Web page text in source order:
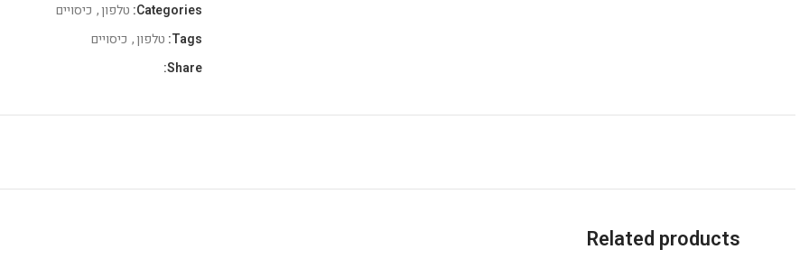
Categories: טלפון, כיסויים
Tags: טלפון, כיסויים
Share:
Related products